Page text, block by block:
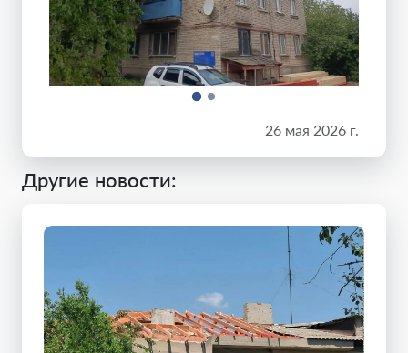
26 мая 2026 г.
Другие новости: